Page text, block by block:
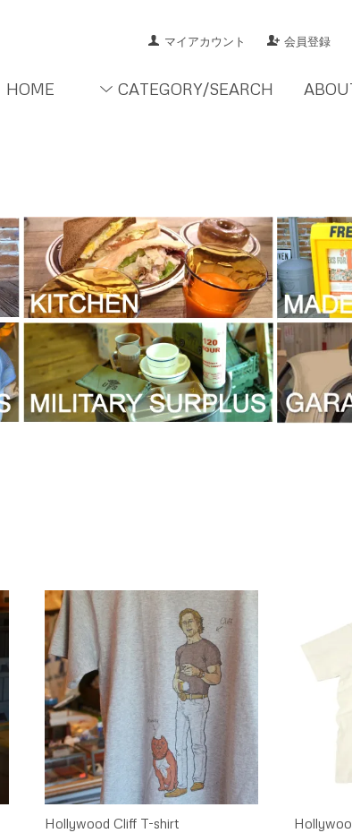
マイアカウント 会員登録
HOME CATEGORY/SEARCH
Hollywood Cliff T-shirt